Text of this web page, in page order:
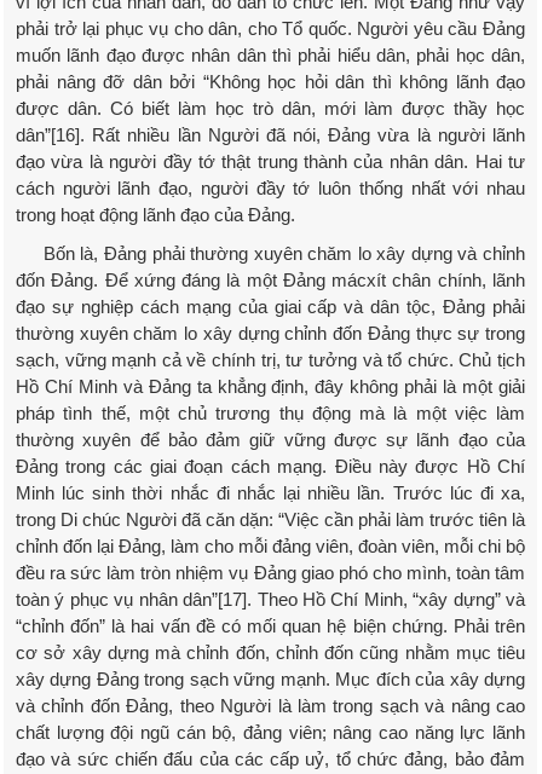
phải trở lại phục vụ cho dân, cho Tổ quốc. Người yêu cầu Đảng
muốn lãnh đạo được nhân dân thì phải hiểu dân, phải học dân,
phải nâng đỡ dân bởi “Không học hỏi dân thì không lãnh đạo
được dân. Có biết làm học trò dân, mới làm được thầy học
dân”[16]. Rất nhiều lần Người đã nói, Đảng vừa là người lãnh
đạo vừa là người đầy tớ thật trung thành của nhân dân. Hai tư
cách người lãnh đạo, người đầy tớ luôn thống nhất với nhau
trong hoạt động lãnh đạo của Đảng.
Bốn là, Đảng phải thường xuyên chăm lo xây dựng và chỉnh
đốn Đảng. Để xứng đáng là một Đảng mácxít chân chính, lãnh
đạo sự nghiệp cách mạng của giai cấp và dân tộc, Đảng phải
thường xuyên chăm lo xây dựng chỉnh đốn Đảng thực sự trong
sạch, vững mạnh cả về chính trị, tư tưởng và tổ chức. Chủ tịch
Hồ Chí Minh và Đảng ta khẳng định, đây không phải là một giải
pháp tình thế, một chủ trương thụ động mà là một việc làm
thường xuyên để bảo đảm giữ vững được sự lãnh đạo của
Đảng trong các giai đoạn cách mạng. Điều này được Hồ Chí
Minh lúc sinh thời nhắc đi nhắc lại nhiều lần. Trước lúc đi xa,
trong Di chúc Người đã căn dặn: “Việc cần phải làm trước tiên là
chỉnh đốn lại Đảng, làm cho mỗi đảng viên, đoàn viên, mỗi chi bộ
đều ra sức làm tròn nhiệm vụ Đảng giao phó cho mình, toàn tâm
toàn ý phục vụ nhân dân”[17]. Theo Hồ Chí Minh, “xây dựng” và
“chỉnh đốn” là hai vấn đề có mối quan hệ biện chứng. Phải trên
cơ sở xây dựng mà chỉnh đốn, chỉnh đốn cũng nhằm mục tiêu
xây dựng Đảng trong sạch vững mạnh. Mục đích của xây dựng
và chỉnh đốn Đảng, theo Người là làm trong sạch và nâng cao
chất lượng đội ngũ cán bộ, đảng viên; nâng cao năng lực lãnh
đạo và sức chiến đấu của các cấp uỷ, tổ chức đảng, bảo đảm